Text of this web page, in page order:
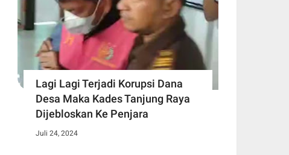
Lagi Lagi Terjadi Korupsi Dana
Desa Maka Kades Tanjung Raya
Dijebloskan Ke Penjara
Juli 24, 2024